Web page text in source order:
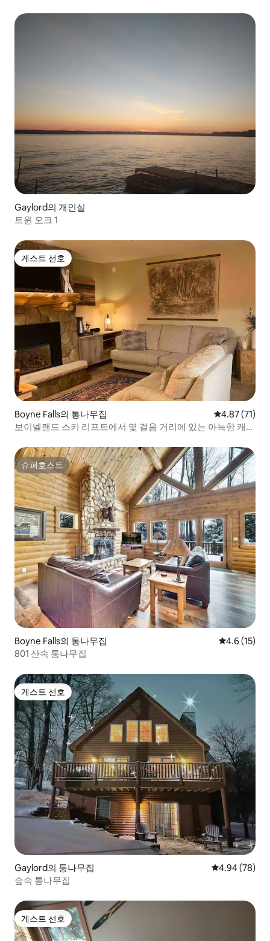
Gaylord의 개인실
트윈 오크 1
게스트 선호
게스트 선호
Boyne Falls의 통나무집 평점 4.87점
4.87 (71)
보이넬랜드 스키 리프트에서 몇 걸음 거리에 있는 아늑한 캐빈
슈퍼호스트
슈퍼호스트
Boyne Falls의 통나무집 평점 4.6점
4.6 (15)
801 산속 통나무집
게스트 선호
게스트 선호
Gaylord의 통나무집 평점 4.94점(5
4.94 (78)
숲속 통나무집
게스트 선호
게스트 선호